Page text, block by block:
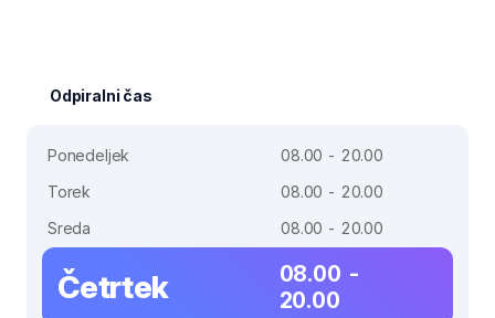
Odpiralni čas
Ponedeljek
08.00 - 20.00
Torek
08.00 - 20.00
Sreda
08.00 - 20.00
Četrtek
08.00 -
20.00